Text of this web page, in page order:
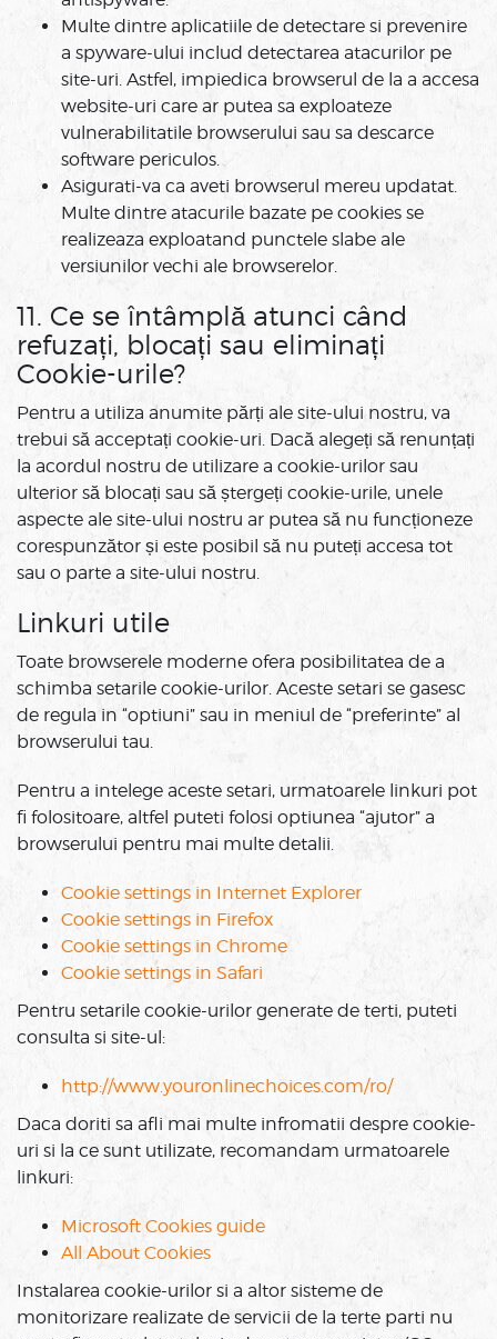
Multe dintre aplicatiile de detectare si prevenire
a spyware-ului includ detectarea atacurilor pe
site-uri. Astfel, impiedica browserul de la a accesa
website-uri care ar putea sa exploateze
vulnerabilitatile browserului sau sa descarce
software periculos.
Asigurati-va ca aveti browserul mereu updatat.
Multe dintre atacurile bazate pe cookies se
realizeaza exploatand punctele slabe ale
versiunilor vechi ale browserelor.
11. Ce se întâmplă atunci când
refuzați, blocați sau eliminați
Cookie-urile?
Pentru a utiliza anumite părți ale site-ului nostru, va
trebui să acceptați cookie-uri. Dacă alegeți să renunțați
la acordul nostru de utilizare a cookie-urilor sau
ulterior să blocați sau să ștergeți cookie-urile, unele
aspecte ale site-ului nostru ar putea să nu funcționeze
corespunzător și este posibil să nu puteți accesa tot
sau o parte a site-ului nostru.
Linkuri utile
Toate browserele moderne ofera posibilitatea de a
schimba setarile cookie-urilor. Aceste setari se gasesc
de regula in “optiuni” sau in meniul de “preferinte” al
browserului tau.
Pentru a intelege aceste setari, urmatoarele linkuri pot
fi folositoare, altfel puteti folosi optiunea “ajutor” a
browserului pentru mai multe detalii.
Cookie settings in Internet Explorer
Cookie settings in Firefox
Cookie settings in Chrome
Cookie settings in Safari
Pentru setarile cookie-urilor generate de terti, puteti
consulta si site-ul:
http://www.youronlinechoices.com/ro/
Daca doriti sa afli mai multe infromatii despre cookie-
uri si la ce sunt utilizate, recomandam urmatoarele
linkuri:
Microsoft Cookies guide
All About Cookies
Instalarea cookie-urilor si a altor sisteme de
monitorizare realizate de servicii de la terte parti nu